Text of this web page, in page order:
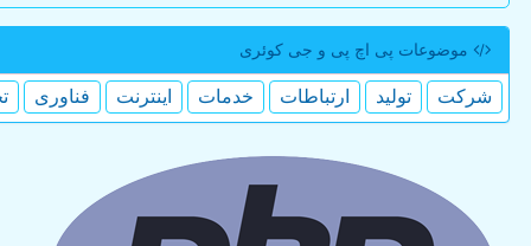
موضوعات پی اچ پی و جی كوئری
شركت تولید ارتباطات خدمات اینترنت فناوری